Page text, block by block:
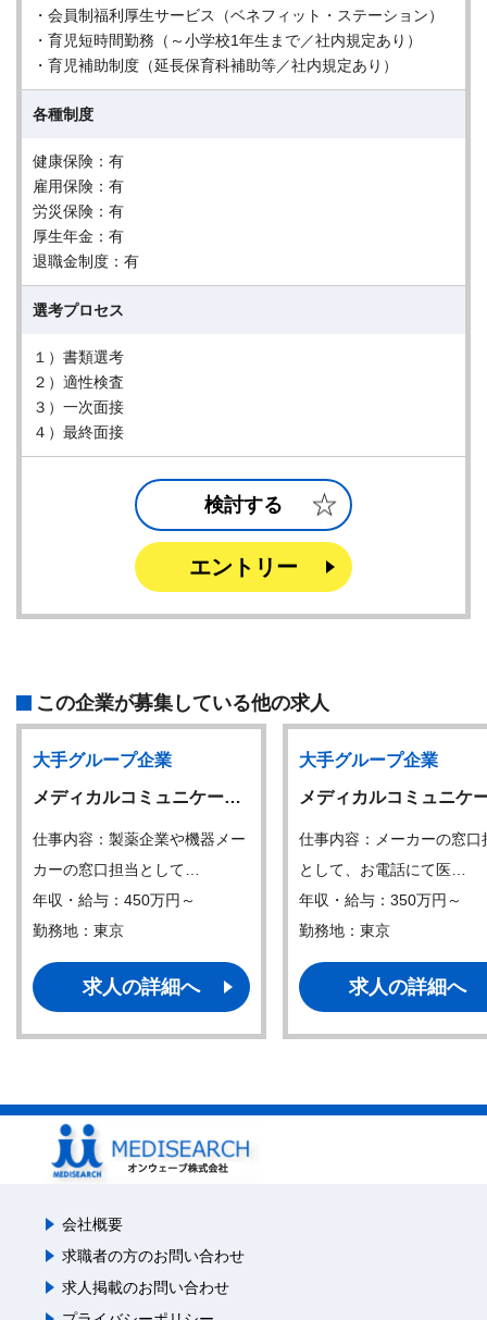
・会員制福利厚生サービス（ベネフィット・ステーション）
・育児短時間勤務（～小学校1年生まで／社内規定あり）
・育児補助制度（延長保育科補助等／社内規定あり）
各種制度
健康保険：有
雇用保険：有
労災保険：有
厚生年金：有
退職金制度：有
選考プロセス
１）書類選考
２）適性検査
３）一次面接
４）最終面接
検討する
エントリー
この企業が募集している他の求人
大手グループ企業
メディカルコミュニケー…
仕事内容：製薬企業や機器メー
カーの窓口担当として…
年収・給与：450万円～
勤務地：東京
求人の詳細へ
大手グループ企業
メディカルコミュニケ
仕事内容：メーカーの窓口
として、お電話にて医…
年収・給与：350万円～
勤務地：東京
求人の詳細へ
会社概要
求職者の方のお問い合わせ
求人掲載のお問い合わせ